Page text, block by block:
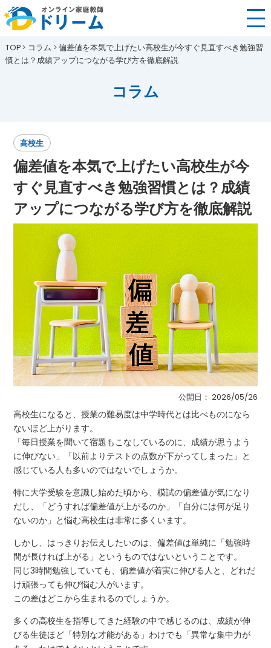
TOP コラム
偏差値を本気で上げたい高校生が今すぐ見直すべき勉強習
慣とは？成績アップにつながる学び方を徹底解説
コラム
高校生
偏差値を本気で上げたい高校生が今
すぐ見直すべき勉強習慣とは？成績
アップにつながる学び方を徹底解説
公開日： 2026/05/26
高校生になると、授業の難易度は中学時代とは比べものになら
ないほど上がります。
「毎日授業を聞いて宿題もこなしているのに、成績が思うよう
に伸びない」「以前よりテストの点数が下がってしまった」と
感じている人も多いのではないでしょうか。
特に大学受験を意識し始めた頃から、模試の偏差値が気になり
だし、「どうすれば偏差値が上がるのか」「自分には何が足り
ないのか」と悩む高校生は非常に多くいます。
しかし、はっきりお伝えしたいのは、偏差値は単純に「勉強時
間が長ければ上がる」というものではないということです。
同じ3時間勉強していても、偏差値が着実に伸びる人と、どれだ
け頑張っても伸び悩む人がいます。
この差はどこから生まれるのでしょうか。
多くの高校生を指導してきた経験の中で感じるのは、成績が伸
びる生徒ほど「特別な才能がある」わけでも「異常な集中力が